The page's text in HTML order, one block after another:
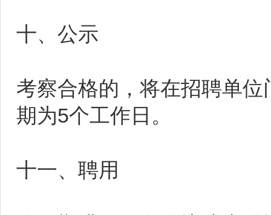
十、公示
考察合格的，将在招聘单
期为5个工作日。
十一、聘用